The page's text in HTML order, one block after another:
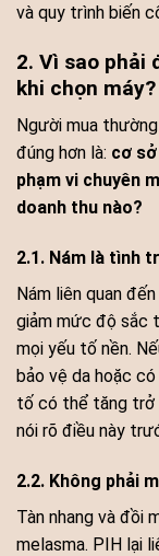
và quy trình biến
2. Vì sao phải
khi chọn máy?
Người mua
đúng hơn là: cơ
phạm vi chuyên
doanh thu nào?
2.1. Nám là tình
Nám liên quan
giảm mức độ sắc
mọi yếu tố nền.
bảo vệ da hoặc
tố có thể tăng trở
nói rõ điều này
2.2. Không phải
Tàn nhang và đồi
melasma. PIH lại